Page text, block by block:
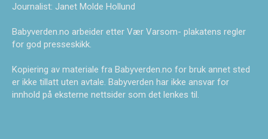
Journalist: Janet Molde Hollund
Babyverden.no arbeider etter Vær Varsom- plakatens regler
for god presseskikk.
Kopiering av materiale fra Babyverden.no for bruk annet sted
er ikke tillatt uten avtale. Babyverden har ikke ansvar for
innhold på eksterne nettsider som det lenkes til.